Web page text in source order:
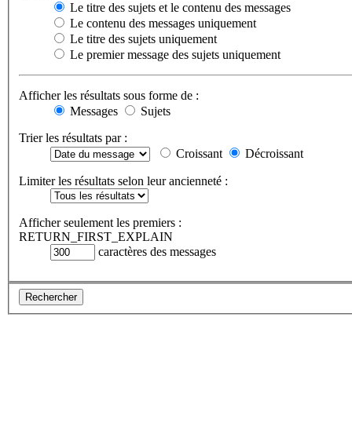
Le titre des sujets et le contenu des messages
Le contenu des messages uniquement
Le titre des sujets uniquement
Le premier message des sujets uniquement
Afficher les résultats sous forme de :
Messages
Sujets
Trier les résultats par :
Croissant
Décroissant
Limiter les résultats selon leur ancienneté :
Afficher seulement les premiers :
RETURN_FIRST_EXPLAIN
caractères des messages